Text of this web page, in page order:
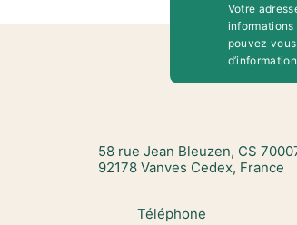
Votre
informations
pouvez
58 rue Jean Bleuzen, CS
92178 Vanves Cedex, France
Téléphone